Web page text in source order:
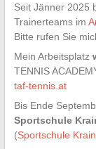
Seit Jänner 2025
Trainerteams im
Bitte rufen Sie
Mein Arbeitsplatz
TENNIS
taf-tennis.at
Bis Ende
Sportschule
(Sportschule